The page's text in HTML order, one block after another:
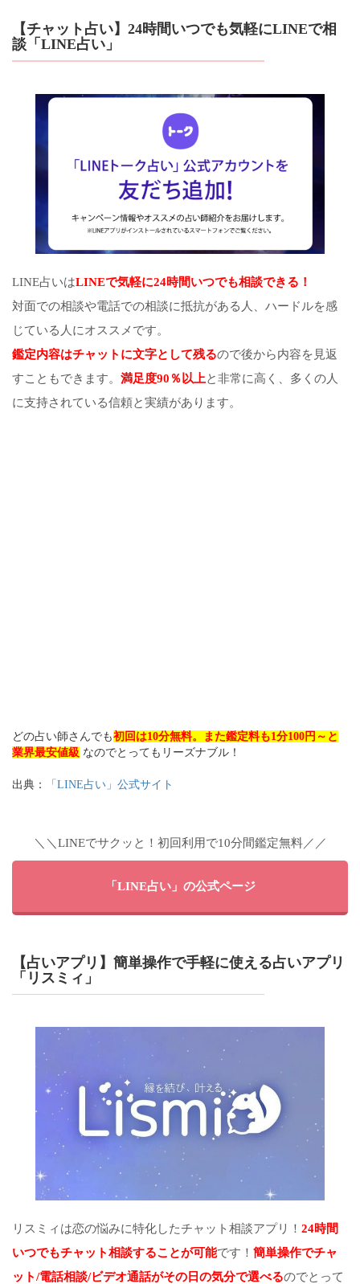
【チャット占い】24時間いつでも気軽にLINEで相
談「LINE占い」
LINE占いはLINEで気軽に24時間いつでも相談できる！
対面での相談や電話での相談に抵抗がある人、ハードルを感
じている人にオススメです。
鑑定内容はチャットに文字として残るので後から内容を見返
すこともできます。 満足度90％以上と非常に高く、多くの人
に支持されている信頼と実績があります。
どの占い師さんでも初回は10分無料。また鑑定料も1分100円～と
業界最安値級 なのでとってもリーズナブル！
出典： 「LINE占い」公式サイト
＼＼LINEでサクッと！初回利用で10分間鑑定無料／／
「LINE占い」の公式ページ
【占いアプリ】簡単操作で手軽に使える占いアプリ
「リスミィ」
リスミィは恋の悩みに特化したチャット相談アプリ！ 24時間
いつでもチャット相談することが可能です！ 簡単操作でチャ
ット/電話相談/ビデオ通話がその日の気分で選べるのでとって